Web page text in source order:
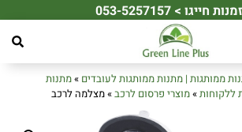
חייגו > 053-5257157
ממותגות | מתנות ממותגות לעובדים »מתנות
ללקוחות»מוצרי פרסום לרכב»מצלמה לרכב